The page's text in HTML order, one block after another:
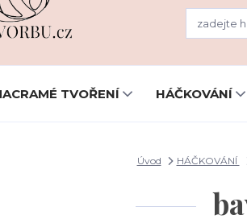
TVOŘENÍ HÁČKOVÁNÍ
Úvod HÁČKOVÁNÍ